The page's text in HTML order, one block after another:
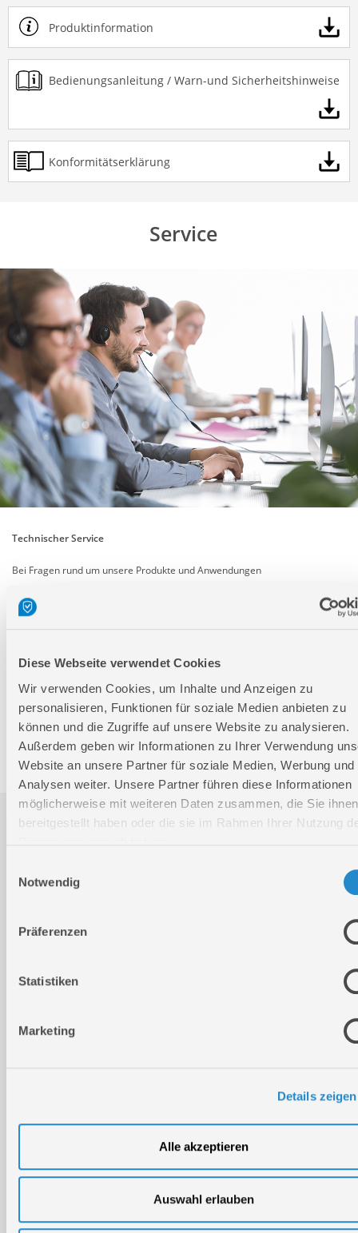
Diese Webseite verwendet Cookies
Wir verwenden Cookies, um Inhalte und Anzeigen zu
personalisieren, Funktionen für soziale Medien anbieten zu
können und die Zugriffe auf unsere Website zu analysieren.
Außerdem geben wir Informationen zu Ihrer Verwendung
Website an unsere Partner für soziale Medien, Werbung und
Analysen weiter. Unsere Partner führen diese Informationen
möglicherweise mit weiteren Daten zusammen, die Sie ihnen
bereitgestellt haben oder die sie im Rahmen Ihrer Nutzung
Notwendig
Präferenzen
Statistiken
Marketing
Details zeigen
Alle akzeptieren
Auswahl erlauben
Produktinformation
Bedienungsanleitung / Warn-und Sicherheitshinweise
Konformitätserklärung
Service
Technischer Service
Bei Fragen rund um unsere Produkte und Anwendungen
Montag - Freitag
09:00 - 17:00
Telefon: +49 (0)7904-700360
Telefax: +49 (0)7904-70051999
Ersatzteile- und Zubehör-Shop
Gültig für folgende Seriennummern (ersten 5 Ziffern der
83469 86496 88002